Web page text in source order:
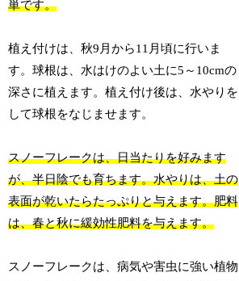
単です。
植え付けは、秋9月から11月頃に行いま
す。球根は、水はけのよい土に5～10cmの
深さに植えます。植え付け後は、水やりを
して球根をなじませます。
スノーフレークは、日当たりを好みます
が、半日陰でも育ちます。水やりは、土の
表面が乾いたらたっぷりと与えます。肥料
は、春と秋に緩効性肥料を与えます。
スノーフレークは、病気や害虫に強い植物